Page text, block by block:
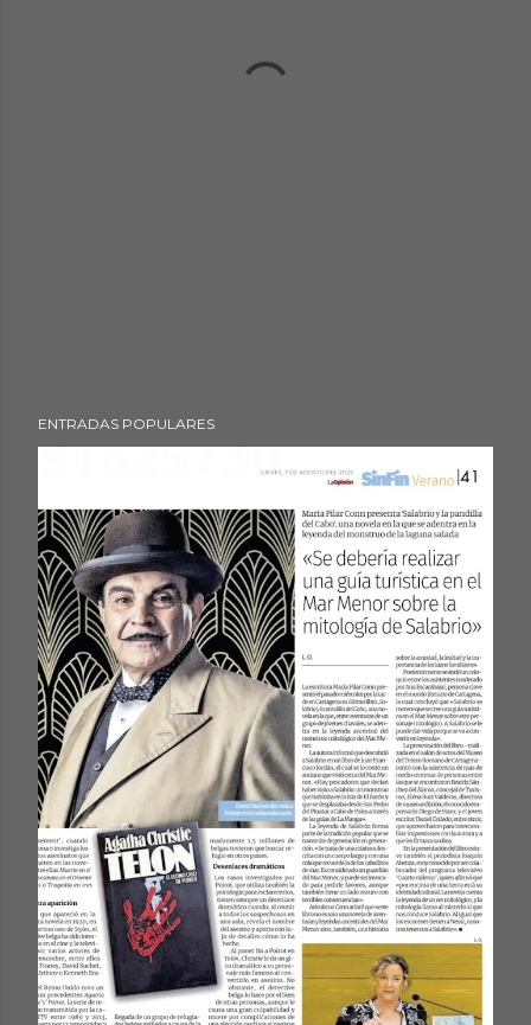
ENTRADAS POPULARES